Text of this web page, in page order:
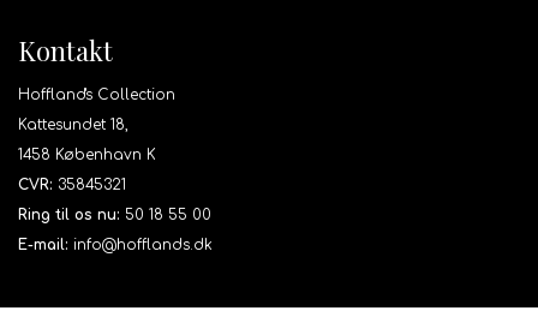
Kontakt
Hoffland's Collection
Kattesundet 18,
1458 København K
CVR: 35845321
Ring til os nu: 50 18 55 00
E-mail: info@hofflands.dk